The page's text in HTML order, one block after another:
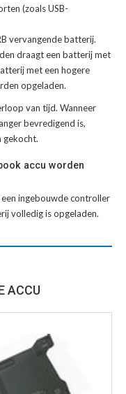
(zoals USB-
vervangende batterij.
draagt een batterij met
met een hogere
opgeladen.
van tijd. Wanneer
bevredigend is,
gekocht.
accu worden
een ingebouwde controller
volledig is opgeladen.
ACCU